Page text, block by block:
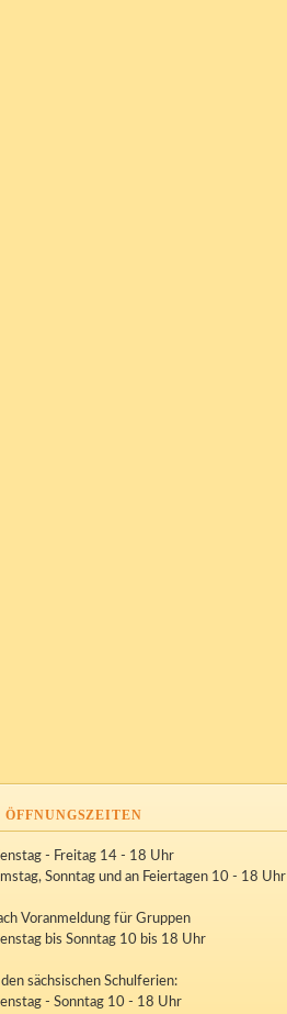
ÖFFNUNGSZEITEN
- Freitag 14 - 18 Uhr
Sonntag und an Feiertagen 10 - 18 Uhr
Voranmeldung für Gruppen
bis Sonntag 10 bis 18 Uhr
den sächsischen Schulferien:
- Sonntag 10 - 18 Uhr